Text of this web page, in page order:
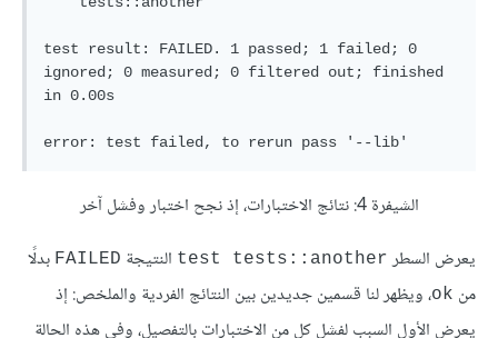
test result: FAILED. 1 passed; 1 failed; 0
ignored; 0 measured; 0 filtered out; finished
in 0.00s
الشيفرة 4: نتائج الاختبارات، إذ نجح اختبار وفشل آخر
يعرض السطر test tests::another النتيجة FAILED بدلًا
من ok، ويظهر لنا قسمين جديدين بين النتائج الفردية والملخص: إذ
يعرض الأول السبب لفشل كل من الاختبارات بالتفصيل، وفي هذه الحالة